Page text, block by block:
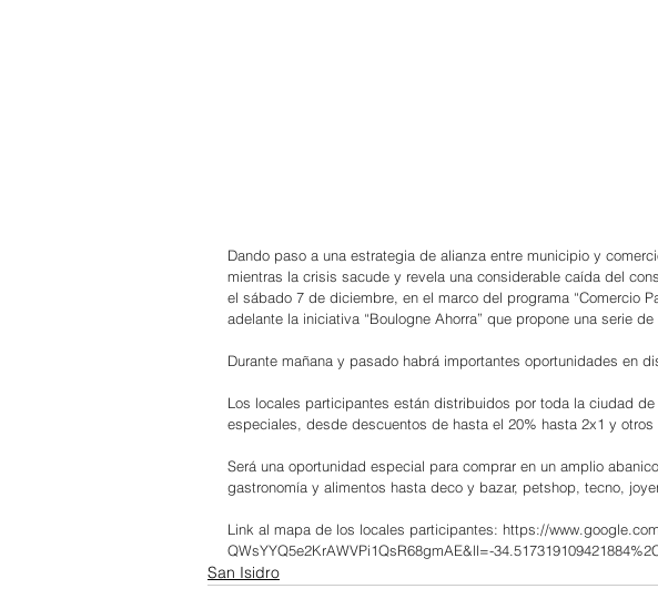
Dando paso a una estrategia de alianza entre municipio y
mientras la crisis sacude y revela una considerable caída del
el sábado 7 de diciembre, en el marco del programa “Comercio
adelante la iniciativa “Boulogne Ahorra” que propone una serie
Durante mañana y pasado habrá importantes oportunidades en
Los locales participantes están distribuidos por toda la ciudad
especiales, desde descuentos de hasta el 20% hasta 2x1 y otros
Será una oportunidad especial para comprar en un amplio
gastronomía y alimentos hasta deco y bazar, petshop, tecno,
Link al mapa de los locales participantes: https://
QWsYYQ5e2KrAWVPi1QsR68gmAE&ll=-
San Isidro